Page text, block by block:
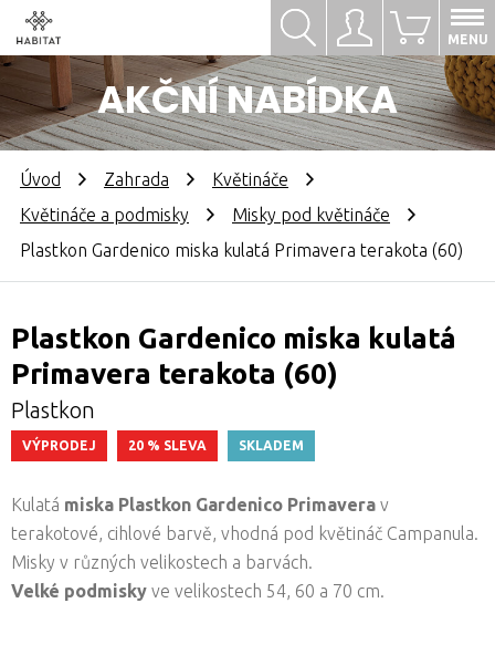
Přihlásit se
AKČNÍ NABÍDKA
0
MENU
Hledat
Úvod Zahrada
Květináče
Květináče a podmisky
Misky pod květináče
Plastkon Gardenico miska kulatá Primavera terakota (60)
Plastkon Gardenico miska kulatá
Primavera terakota (60)
Plastkon
VÝPRODEJ 20 % SLEVA SKLADEM
Kulatá miska Plastkon Gardenico Primavera v
terakotové, cihlové barvě, vhodná pod květináč Campanula.
Misky v různých velikostech a barvách.
Velké podmisky ve velikostech 54, 60 a 70 cm.